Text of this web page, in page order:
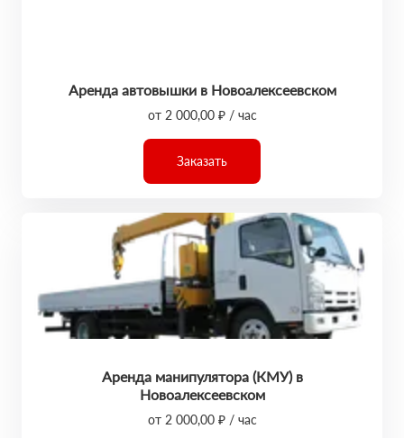
Аренда автовышки в Новоалексеевском
от 2 000,00 ₽ / час
Заказать
Аренда манипулятора (КМУ) в
Новоалексеевском
от 2 000,00 ₽ / час